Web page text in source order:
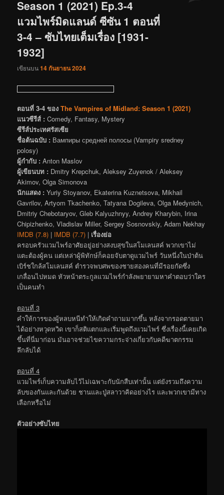
Season 1 (2021) Ep.3-4
แวมไพร์มิดแลนด์ ซีซัน 1 ตอนที่
3-4 – ซับไทยเต็มเรื่อง [1931-
1932]
เขียนบน14 กันยายน 2024
ตอนที่ 3-4 ของ The Vampires of Midland: Season 1 (2021)
แนวซีรีส์ : Comedy, Fantasy, Mystery
ซีรีส์ประเทศรัสเซีย
ชื่อต้นฉบับ : Вампиры средней полосы (Vampiry sredney
polosy)
ผู้กำกับ : Anton Maslov
ผู้เขียนบท : Dmitry Krepchuk, Aleksey Zuyenok / Aleksey
Akimov, Olga Simonova
นักแสดง : Yuriy Stoyanov, Ekaterina Kuznetsova, Mikhail
Gavrilov, Artyom Tkachenko, Tatyana Dogileva, Olga Medynich,
Dmitriy Chebotaryov, Gleb Kalyuzhnyy, Andrey Kharybin, Irina
Chipizhenko, Vladislav Miller, Sergey Sosnovskiy, Adam Nekhay
IMDB (7.8) | IMDB (7.7) | เรื่องย่อ
ครอบครัวแวมไพร์อาศัยอยู่อย่างสงบสุขในสโมเลนสค์ พวกเขาไม่
แตะต้องผู้คน แต่เหล่าผู้พิทักษ์ก็คอยจับตาดูแวมไพร์ วันหนึ่งในป่าต้น
เบิร์ชใกล้สโมเลนสค์ ตำรวจพบศพของชายสองคนที่มีรอยกัดซึ่ง
เกลื่อนไปหมด หัวหน้าตระกูลแวมไพร์กำลังพยายามหาคำตอบว่าใคร
เป็นคนทำ
ตอนที่ 3
คำให้การของผู้หลบหนีทำให้เกิดคำถามมากขึ้น หลังจากรอดตายมา
ได้อย่างหวุดหวิด เขาก็สติแตกและเริ่มพูดถึงแวมไพร์ ซึ่งเรื่องนี้เคยเกิด
ขึ้นที่นี่มาก่อน มันอาจช่วยไขความกระจ่างเกี่ยวกับคดีฆาตกรรม
ลึกลับได้
ตอนที่ 4
แวมไพร์เก็บความลับไว้ไม่เฉพาะกับนักสืบเท่านั้น แต่ยังรวมถึงความ
ลับของกันและกันด้วย ชานและปู่สลาวาคิดอย่างไร และพวกเขามีทาง
เลือกหรือไม่
ตัวอย่างซับไทย